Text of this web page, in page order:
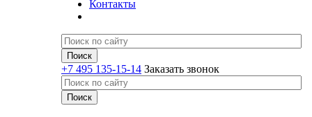
Контакты
+7 495 135-15-14 Заказать звонок